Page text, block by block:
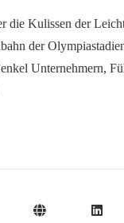
die Kulissen der
der
Unternehmern,